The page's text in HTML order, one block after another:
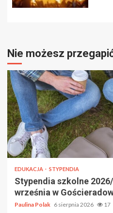
Nie możesz
EDUKACJA STYPENDIA
Stypendia szkolne
września w
Paulina Polak 6 sierpnia 2026 17